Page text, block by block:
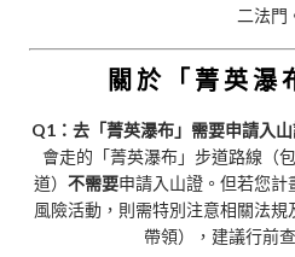
二法門
關於「菁英瀑
Q1：去「菁英瀑布」需要申請入山
會走的「菁英瀑布」步道路線（
道） 不需要申請入山證。但若您
風險活動，則需特別注意相關法
帶領），建議行前